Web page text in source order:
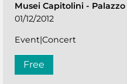
Musei Capitolini -
01/12/2012
Event|Concert
Free